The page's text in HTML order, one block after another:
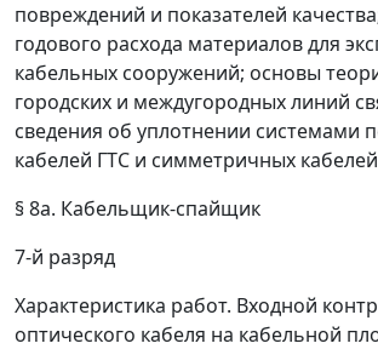
повреждений и показателей
годового расхода материалов для
кабельных сооружений; основы
городских и междугородных линий
сведения об уплотнении системами
кабелей ГТС и симметричных
§ 8а. Кабельщик-спайщик
7-й разряд
Характеристика работ. Входной
оптического кабеля на кабельной